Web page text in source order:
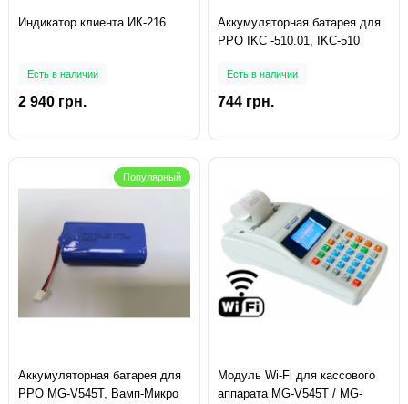
Индикатор клиента ИК-216
Есть в наличии
2 940 грн.
Аккумуляторная батарея для
РРО IKC -510.01, IKC-510
Есть в наличии
744 грн.
Популярный
Аккумуляторная батарея для
РРО MG-V545Т, Вамп-Микро
Модуль Wi-Fі для кассового
аппарата MG-V545T / MG-